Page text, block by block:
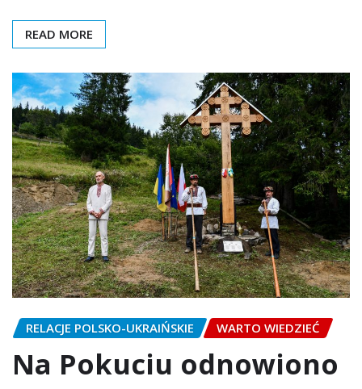
READ MORE
RELACJE POLSKO-UKRAIŃSKIE WARTO WIEDZIEĆ
Na Pokuciu odnowiono